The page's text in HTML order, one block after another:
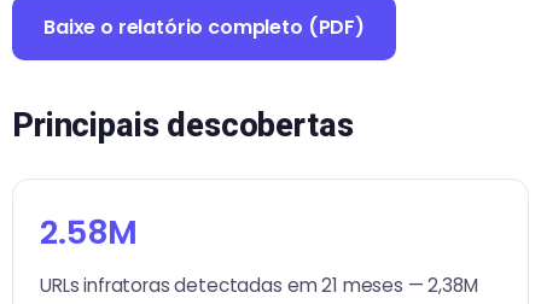
Baixe o relatório completo (PDF)
Principais descobertas
2.58M
URLs infratoras detectadas em 21 meses — 2,38M